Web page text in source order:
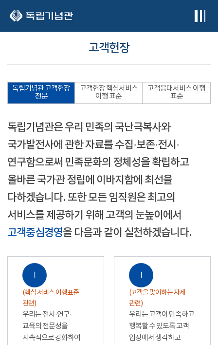
고객헌장
독립기념관 고객헌장
전문
고객헌장 핵심서비스
이행 표준
고객응대서비스 이행
표준
독립기념관은 우리 민족의 국난극복사와
국가발전사에 관한 자료를 수집·보존·전시·
연구함으로써 민족문화의 정체성을 확립하고
올바른 국가관 정립에 이바지함에 최선을
다하겠습니다. 또한 모든 임직원은 최고의
서비스를 제공하기 위해 고객의 눈높이에서
고객중심경영을 다음과 같이 실천하겠습니다.
Ⅰ
(핵심 서비스 이행표준
관련)
우리는 전시·연구·
교육의 전문성을
지속적으로 강화하여
Ⅰ
(고객을 맞이하는 자세
관련)
우리는 고객이 만족하고
행복할 수 있도록 고객
입장에서 생각하고